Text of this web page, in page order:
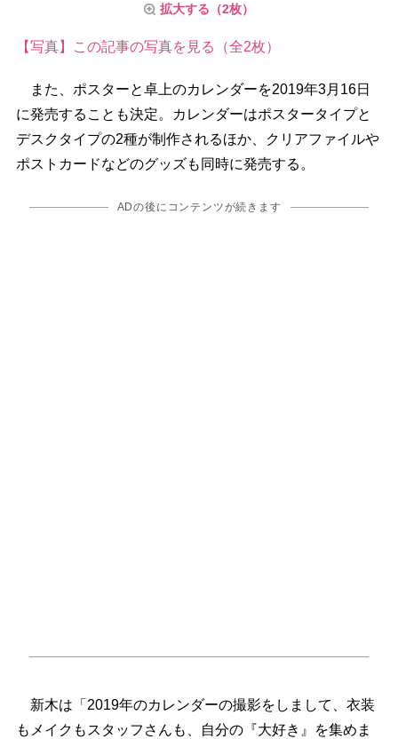
拡大する（2枚）
【写真】この記事の写真を見る（全2枚）
また、ポスターと卓上のカレンダーを2019年3月16日
に発売することも決定。カレンダーはポスタータイプと
デスクタイプの2種が制作されるほか、クリアファイル
ポストカードなどのグッズも同時に発売する。
ADの後にコンテンツが続きます
新木は「2019年のカレンダーの撮影をしまして、衣装
もメイクもスタッフさんも、自分の『大好き』を集めま